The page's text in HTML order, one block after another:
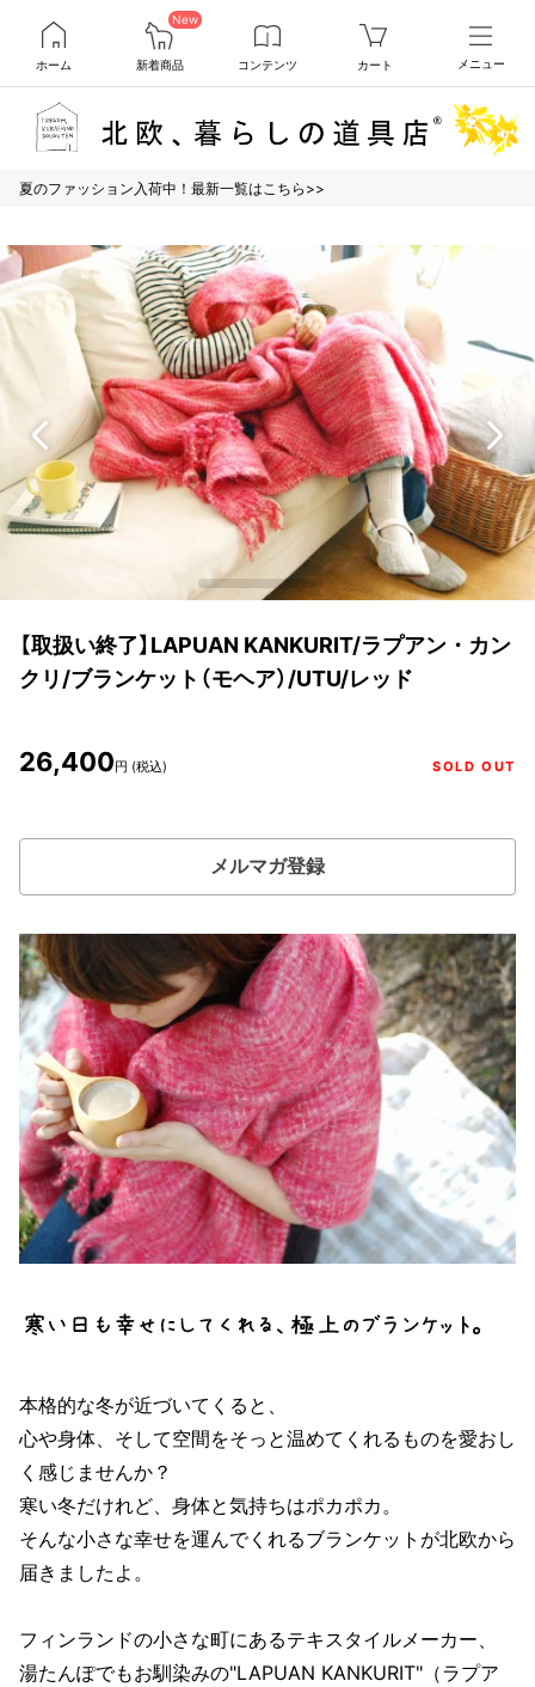
ホーム
New
新着商品 コンテンツ カート メニュー
夏のファッション入荷中！最新一覧はこちら>>
【取扱い終了】LAPUAN KANKURIT/ラプアン・カン
クリ/ブランケット（モヘア）/UTU/レッド
26,400円 (税込) SOLD OUT
メルマガ登録
本格的な冬が近づいてくると、
心や身体、そして空間をそっと温めてくれるものを愛おし
く感じませんか？
寒い冬だけれど、身体と気持ちはポカポカ。
そんな小さな幸せを運んでくれるブランケットが北欧から
届きましたよ。
フィンランドの小さな町にあるテキスタイルメーカー、
湯たんぽでもお馴染みの"LAPUAN KANKURIT"（ラプア